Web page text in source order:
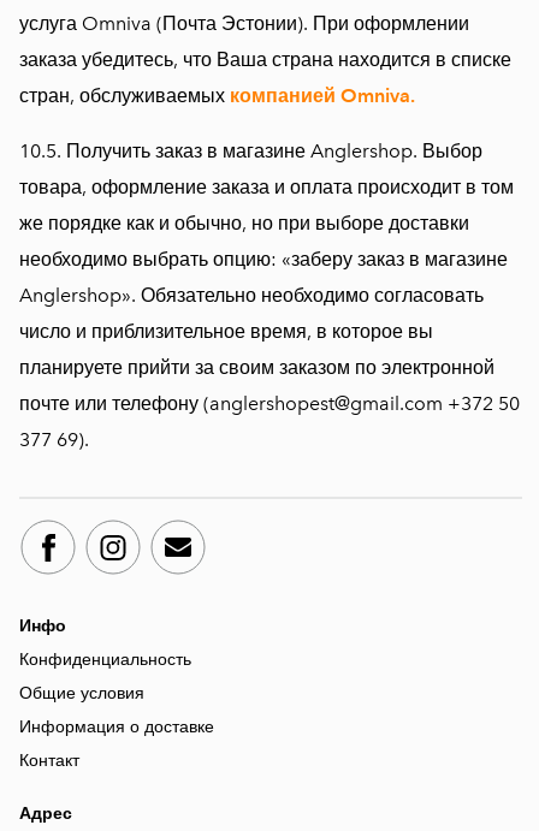
услуга Omniva (Почта Эстонии). При оформлении
заказа убедитесь, что Ваша страна находится в списке
стран, обслуживаемых компанией Omniva.
10.5. Получить заказ в магазине Anglershop. Выбор
товара, оформление заказа и оплата происходит в том
же порядке как и обычно, но при выборе доставки
необходимо выбрать опцию: «заберу заказ в магазине
Anglershop». Обязательно необходимо согласовать
число и приблизительное время, в которое вы
планируете прийти за своим заказом по электронной
почте или телефону (anglershopest@gmail.com +372 50
377 69).
Инфо
Конфиденциальность
Общие условия
Информация о доставке
Контакт
Адрес